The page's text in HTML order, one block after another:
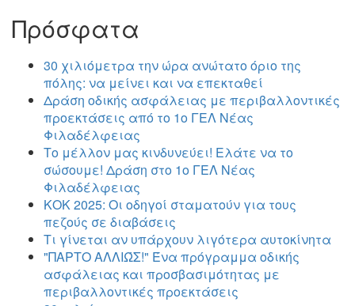
Πρόσφατα
30 χιλιόμετρα την ώρα ανώτατο όριο της
πόλης: να μείνει και να επεκταθεί
Δράση οδικής ασφάλειας με περιβαλλοντικές
προεκτάσεις από το 1ο ΓΕΛ Νέας
Φιλαδέλφειας
Το μέλλον μας κινδυνεύει! Ελάτε να το
σώσουμε! Δράση στο 1ο ΓΕΛ Νέας
Φιλαδέλφειας
ΚΟΚ 2025: Οι οδηγοί σταματούν για τους
πεζούς σε διαβάσεις
Τι γίνεται αν υπάρχουν λιγότερα αυτοκίνητα
"ΠΑΡΤΟ ΑΛΛΙΏΣ!" Ένα πρόγραμμα οδικής
ασφάλειας και προσβασιμότητας με
περιβαλλοντικές προεκτάσεις